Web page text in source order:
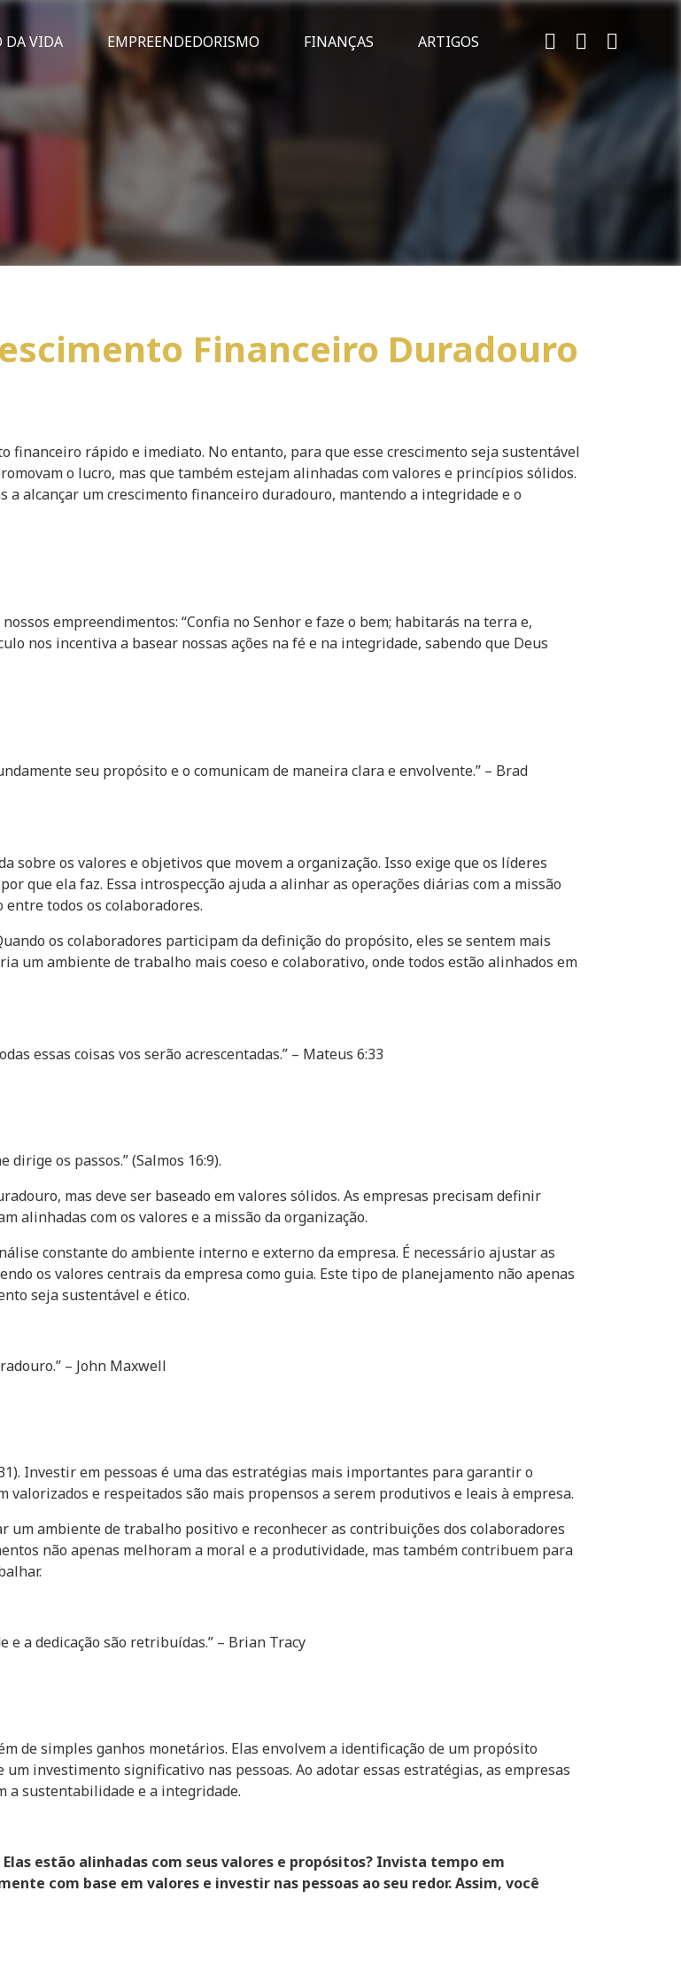
DA VIDA EMPREENDEDORISMO FINANÇAS ARTIGOS
Financeiro Duradouro
financeiro rápido e imediato. No entanto, para que esse crescimento seja sustentável
o lucro, mas que também estejam alinhadas com valores e princípios sólidos.
alcançar um crescimento financeiro duradouro, mantendo a integridade e o
empreendimentos: “Confia no Senhor e faze o bem; habitarás na terra e,
nos incentiva a basear nossas ações na fé e na integridade, sabendo que Deus
seu propósito e o comunicam de maneira clara e envolvente.” – Brad
sobre os valores e objetivos que movem a organização. Isso exige que os líderes
que ela faz. Essa introspecção ajuda a alinhar as operações diárias com a missão
todos os colaboradores.
os colaboradores participam da definição do propósito, eles se sentem mais
um ambiente de trabalho mais coeso e colaborativo, onde todos estão alinhados em
essas coisas vos serão acrescentadas.” – Mateus 6:33
os passos.” (Salmos 16:9).
mas deve ser baseado em valores sólidos. As empresas precisam definir
alinhadas com os valores e a missão da organização.
constante do ambiente interno e externo da empresa. É necessário ajustar as
os valores centrais da empresa como guia. Este tipo de planejamento não apenas
seja sustentável e ético.
– John Maxwell
Investir em pessoas é uma das estratégias mais importantes para garantir o
e respeitados são mais propensos a serem produtivos e leais à empresa.
ambiente de trabalho positivo e reconhecer as contribuições dos colaboradores
não apenas melhoram a moral e a produtividade, mas também contribuem para
e a dedicação são retribuídas.” – Brian Tracy
de simples ganhos monetários. Elas envolvem a identificação de um propósito
investimento significativo nas pessoas. Ao adotar essas estratégias, as empresas
a sustentabilidade e a integridade.
estão alinhadas com seus valores e propósitos? Invista tempo em
com base em valores e investir nas pessoas ao seu redor. Assim, você